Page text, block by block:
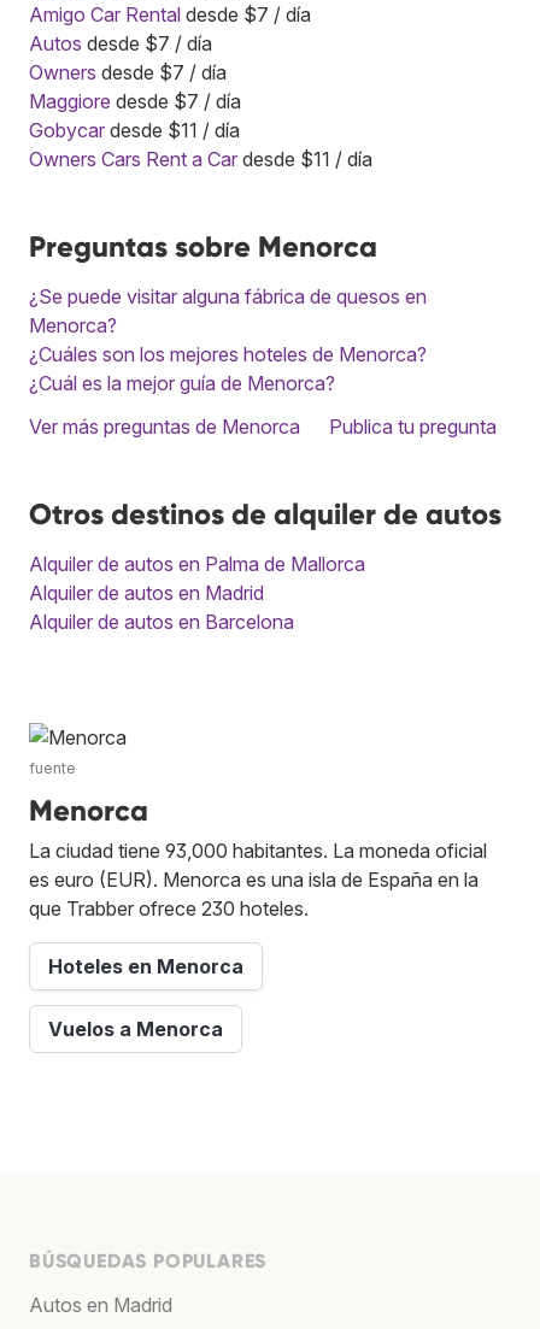
Amigo Car Rental desde $7 / día
Autos desde $7 / día
Owners desde $7 / día
Maggiore desde $7 / día
Gobycar desde $11 / día
Owners Cars Rent a Car desde $11 / día
Preguntas sobre Menorca
¿Se puede visitar alguna fábrica de quesos en
Menorca?
¿Cuáles son los mejores hoteles de Menorca?
¿Cuál es la mejor guía de Menorca?
Ver más preguntas de Menorca
Publica tu pregunta
Otros destinos de alquiler de autos
Alquiler de autos en Palma de Mallorca
Alquiler de autos en Madrid
Alquiler de autos en Barcelona
fuente
Menorca
La ciudad tiene 93,000 habitantes. La moneda oficial
es euro (EUR). Menorca es una isla de España en la
que Trabber ofrece 230 hoteles.
Hoteles en Menorca
Vuelos a Menorca
BÚSQUEDAS POPULARES
Autos en Madrid